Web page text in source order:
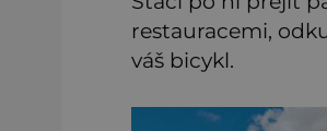
restauracemi,
váš bicykl.